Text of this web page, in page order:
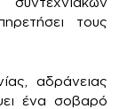
τους
αδράνειας
ένα σοβαρό